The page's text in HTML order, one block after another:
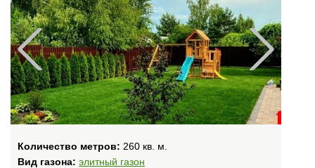
Количество метров: 260 кв. м.
Вид газона: элитный газон